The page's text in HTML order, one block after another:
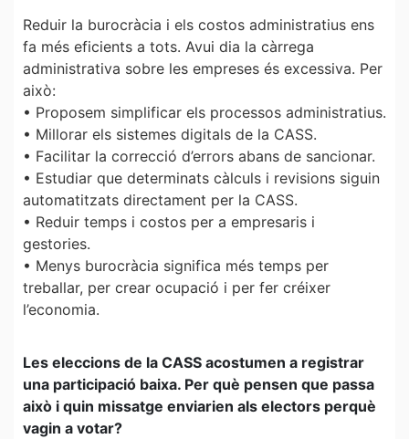
Reduir la burocràcia i els costos administratius ens
fa més eficients a tots. Avui dia la càrrega
administrativa sobre les empreses és excessiva. Per
això:
• Proposem simplificar els processos administratius.
• Millorar els sistemes digitals de la CASS.
• Facilitar la correcció d’errors abans de sancionar.
• Estudiar que determinats càlculs i revisions siguin
automatitzats directament per la CASS.
• Reduir temps i costos per a empresaris i
gestories.
• Menys burocràcia significa més temps per
treballar, per crear ocupació i per fer créixer
l’economia.
Les eleccions de la CASS acostumen a registrar
una participació baixa. Per què pensen que passa
això i quin missatge enviarien als electors perquè
vagin a votar?